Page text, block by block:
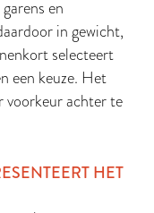
en
in gewicht,
selecteert
een keuze. Het
voorkeur achter te
HET